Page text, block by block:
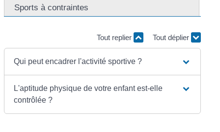
Sports à contraintes
Tout replier Tout déplier
Qui peut encadrer l'activité sportive ?
L'aptitude physique de votre enfant est-elle
contrôlée ?